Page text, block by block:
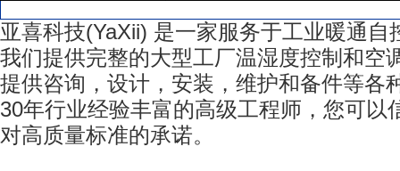
亚喜科技(YaXii) 是一家服务于工业暖通自
我们提供完整的大型工厂温湿度控制和空
提供咨询，设计，安装，维护和备件等各
30年行业经验丰富的高级工程师，您可以
对高质量标准的承诺。